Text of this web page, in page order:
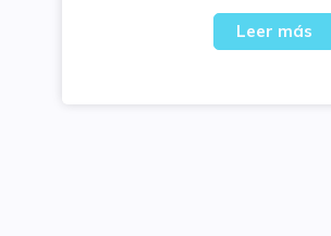
Leer más